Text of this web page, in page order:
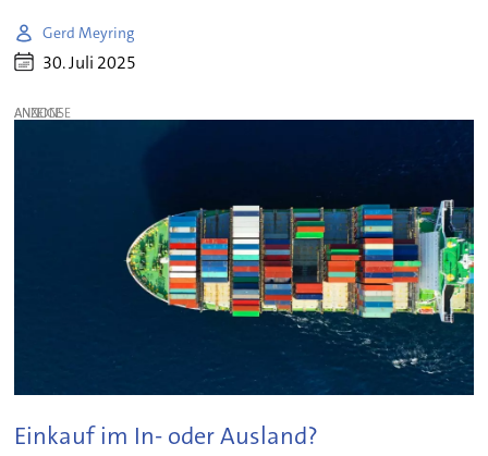
Gerd Meyring
30. Juli 2025
ANZEIGE
Einkauf im In- oder Ausland?